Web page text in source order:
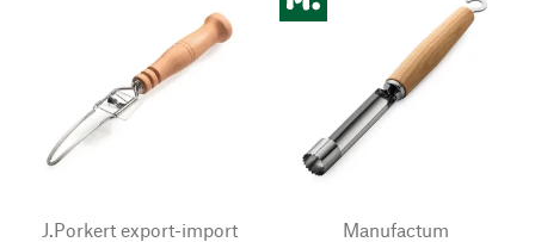
J.Porkert export-import
Manufactum